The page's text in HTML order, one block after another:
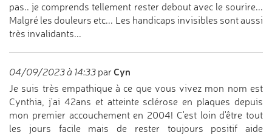
pas.. je comprends tellement rester debout avec le sourire...
Malgré les douleurs etc... Les handicaps invisibles sont aussi
très invalidants...
04/09/2023 à 14:33 par Cyn
Je suis très empathique à ce que vous vivez mon nom est
Cynthia, j'ai 42ans et atteinte sclérose en plaques depuis
mon premier accouchement en 2004! C'est loin d'être tout
les jours facile mais de rester toujours positif aide